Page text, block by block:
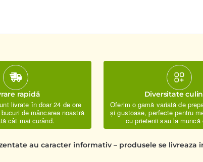
rapidă
livrate în doar 24 de ore
de mâncarea noastră
cât mai curând.
Diversitate
Oferim o gamă variată de
și gustoase, perfecte pentru
cu prietenii sau la muncă
au caracter informativ – produsele se livreaza